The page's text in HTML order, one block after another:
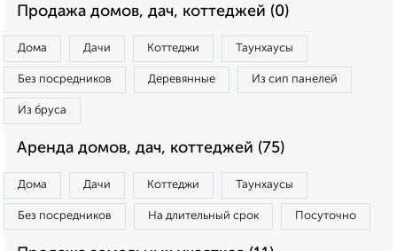
Продажа домов, дач, коттеджей (0)
Дома Дачи Коттеджи Таунхаусы
Без посредников Деревянные Из сип панелей
Из бруса
Аренда домов, дач, коттеджей (75)
Дома Дачи Коттеджи Таунхаусы
Без посредников На длительный срок Посуточно